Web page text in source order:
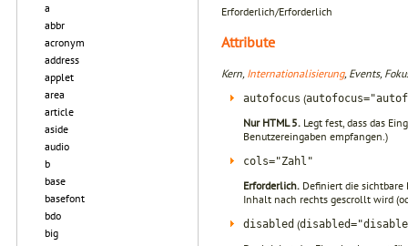
a
abbr
acronym
address
applet
area
article
aside
audio
b
base
basefont
bdo
big
Erforderlich/Erforderlich
Attribute
Kern, Internationalisierung, Events,
autofocus (
Nur HTML 5. Legt fest, dass das
Benutzereingaben empfangen.)
cols="Zahl"
Erforderlich. Definiert die sichtbare
Inhalt nach rechts gescrollt wird
disabled (